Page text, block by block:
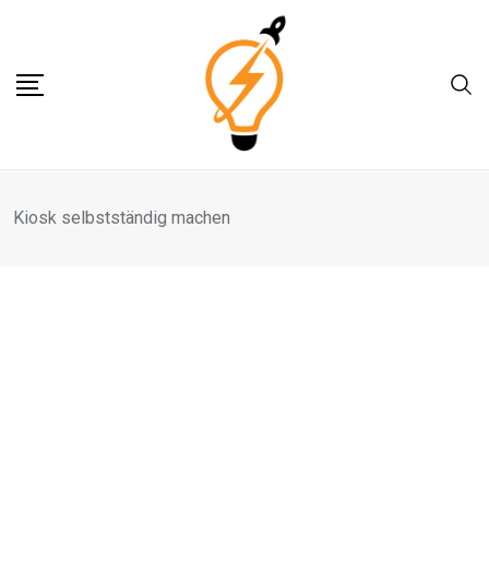
content
Kiosk selbstständig machen